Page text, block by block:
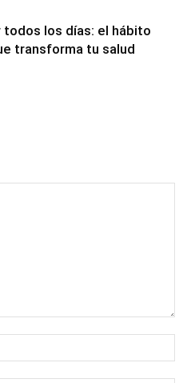
todos los días: el hábito
transforma tu salud